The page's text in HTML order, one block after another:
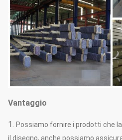
Vantaggio
1. Possiamo fornire i prodotti che
il disegno, anche possiamo